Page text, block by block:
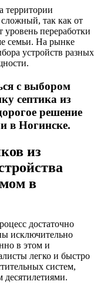
территории
сложный, так как от
уровень переработки
семьи. На рынке
устройств разных
с выбором
септика из
решение
в Ногинске.
из
в
достаточно
исключительно
в этом и
легко и быстро
систем,
десятилетиями.